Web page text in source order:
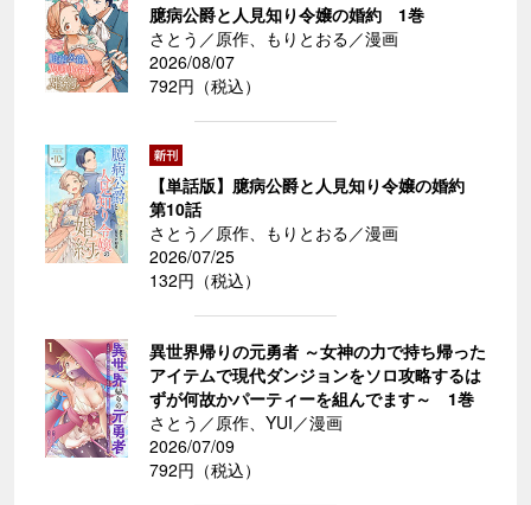
臆病公爵と人見知り令嬢の婚約 1巻
さとう／原作、もりとおる／漫画
2026/08/07
792円（税込）
【単話版】臆病公爵と人見知り令嬢の婚約
第10話
さとう／原作、もりとおる／漫画
2026/07/25
132円（税込）
異世界帰りの元勇者 ～女神の力で持ち帰った
アイテムで現代ダンジョンをソロ攻略するは
ずが何故かパーティーを組んでます～ 1巻
さとう／原作、YUI／漫画
2026/07/09
792円（税込）